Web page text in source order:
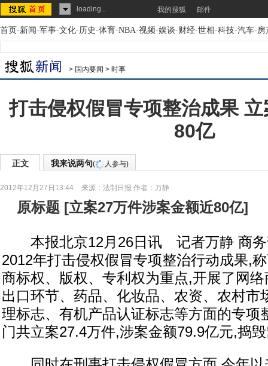
loading... 我的搜狐 邮件
首页-新闻-军事-文化-历史-体育-NBA-视频-娱谈-财经-世相-科技-汽车-房
> 国内要闻 > 时事
打击侵权假冒专项整治成果
80亿
正文 我来说两句( 人参与)
2012年12月27日13:44 来源： 法制日报 作者：万静
原标题 [立案27万件涉案金额近80亿]
本报北京12月26日讯 记者万静 商务
2012年打击侵权假冒专项整治行动成果,
商标权、版权、专利权为重点,开展了网
出口环节、药品、化妆品、农资、农村市
理标志、有机产品认证标志等方面的专项
门共立案27.4万件,涉案金额79.9亿元,捣